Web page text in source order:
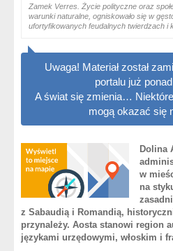
Zamek Verres. Życie polityczne oraz
warunki naturalne, ogniskowało się w
ufortyfikowanych feudalnych twierdzach i
Uwaga! Materiał został
portalu już
A świat się zmienia…
mogą okazać się
Dolina
w
na
z Sabaudią i Romandią,
przynależy. Aosta stanowi region
językami urzędowymi, włoskim i